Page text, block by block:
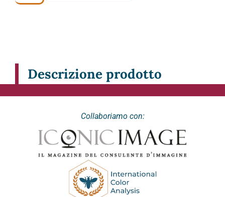
Descrizione prodotto
Collaboriamo con: